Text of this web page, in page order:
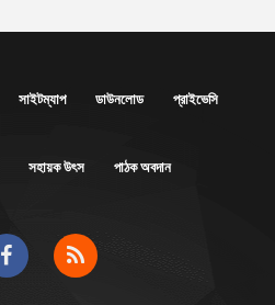
সাইটম্যাপ ডাউনলোড প্রাইভেসি
সহায়ক উৎস পাঠক অবদান